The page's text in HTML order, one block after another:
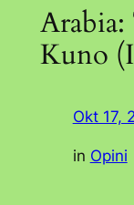
Arabia:
Kuno
Okt 17,
in Opini